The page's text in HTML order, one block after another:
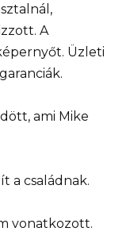
A
Üzleti
ami Mike
a családnak.
vonatkozott.